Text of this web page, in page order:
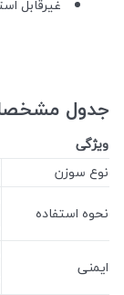
غیرقابل
جدول
ویژگی
نوع سوزن
نحوه استفاده
ایمنی